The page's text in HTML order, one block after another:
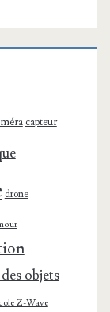
capteur
drone
objets
Z-Wave